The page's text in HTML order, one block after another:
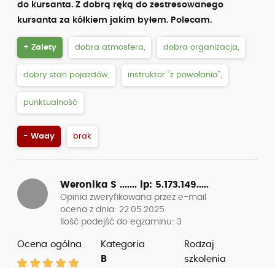
do kursanta. Z dobrą ręką do zestresowanego
kursanta za kółkiem jakim byłem. Polecam.
+ Zalety dobra atmosfera, dobra organizacja,
dobry stan pojazdów, instruktor “z powołania”,
punktualność
- Wady brak
Weronika S ....... ip: 5.173.149.....
Opinia zweryfikowana przez e-mail
ocena z dnia: 22.05.2025
Ilość podejść do egzaminu: 3
Ocena ogólna
Kategoria
B
Rodzaj
szkolenia